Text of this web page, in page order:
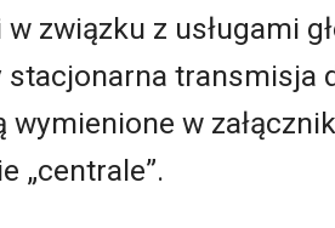
związku z usługami
stacjonarna transmisja
w
„centrale”.